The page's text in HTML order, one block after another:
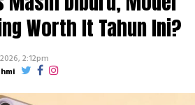
Worth It Tahun Ini?
2:12pm